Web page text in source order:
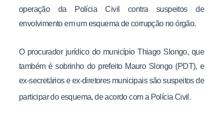
operação da Polícia Civil contra suspeitos de
envolvimento em um esquema de corrupção no órgão.
O procurador jurídico do município Thiago Slongo, que
também é sobrinho do prefeito Mauro Slongo (PDT), e
ex-secretários e ex-diretores municipais são suspeitos de
participar do esquema, de acordo com a Polícia Civil.